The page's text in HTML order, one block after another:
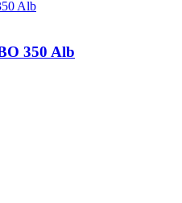
350 Alb